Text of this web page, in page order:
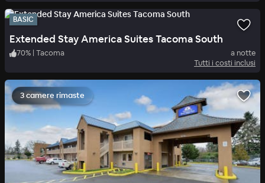
BASIC
Extended Stay America Suites Tacoma South
70% | Tacoma
a notte
Tutti i costi inclusi
3 camere rimaste